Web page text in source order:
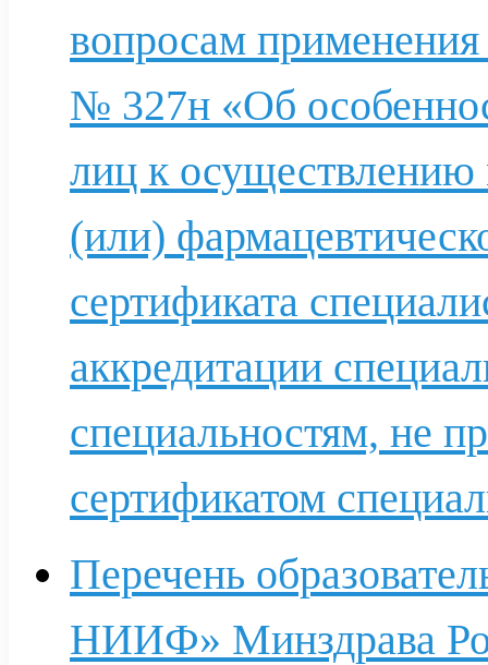
вопросам применения
№ 327н «Об
лиц к осуществлению
(или)
сертификата
аккредитации
специальностям, не
сертификатом
Перечень
НИИФ» Минздрава